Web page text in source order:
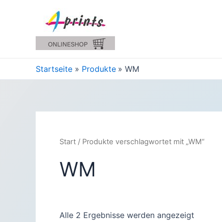
Startseite Produkte WM
Start / Produkte verschlagwortet mit „WM“
WM
Alle 2 Ergebnisse werden angezeigt